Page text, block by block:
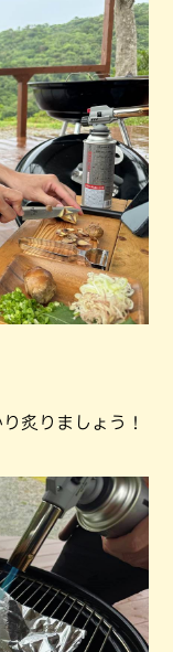
炙りましょう！